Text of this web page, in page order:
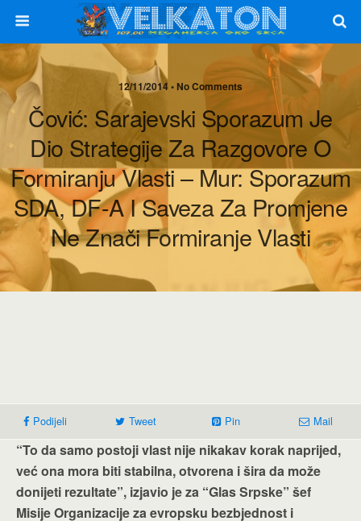
12/11/2014 • No Comments
Čović: Sarajevski Sporazum Je
Dio Strategije Za Razgovore O
Formiranju Vlasti – Mur: Sporazum
SDA, DF-A I Saveza Za Promjene
Ne Znači Formiranje Vlasti
Podijeli Tweet Pin Mail
“To da samo postoji vlast nije nikakav korak naprijed,
već ona mora biti stabilna, otvorena i šira da može
donijeti rezultate”, izjavio je za “Glas Srpske” šef
Misije Organizacije za evropsku bezbjednost i